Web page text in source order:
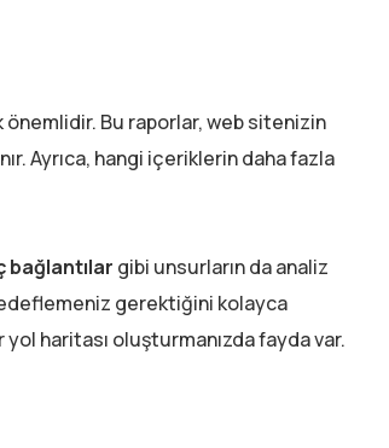
Bu raporlar, web sitenizin
Ayrıca, hangi içeriklerin daha fazla
bağlantılar gibi unsurların da analiz
gerektiğini kolayca
haritası oluşturmanızda fayda var.